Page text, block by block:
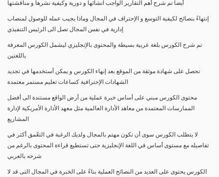
أيضاً تم شرح أهم التقارير الواجب انشائها و دورية وكيفية نشرها و مناقشتها
إنتهاءً بنصائح لكيفية التوسع و الإحتراف في المجال وماذا يجيب عمله للوصول لمنصاب
إدارية في نفس المجال تصل الى الرئيس التنفيذي
تم شرح الكورس بلغة عربية بسيطة والمحتوى بالإنجليزي ليشمل الكورس المعرفة
باللغتين
تحصل على شهادة موثقة من الموقع بعد إنهاء الكورس و يمكن أستخدمها في تجديد
الشهادات الإحترافية كساعات تعليم مستمر معتمدة
محتوى الكورس مبني على أساس خبرة عملية من أرض الواقع مستندة الى أفضل
الممارسات المعتمدة من معاهد الأدارة العالمية مثل معهد الأدارة الأمريكية لإدارة
المشاريع
لا يتطلب الكورس سوى أن تكون مهتم بالمجال ولديك الرغبة في التعّمق أكثر في
تفاصيله مع مستوى أساس في اللغة الإنجليزية حتى تستطيع قراءة المحتوى بالرغم من
شرحه بالعربي
الكورس يحتوى على العديد من النصائح العملية بناءً على الخبرة في المجال التى قد لا